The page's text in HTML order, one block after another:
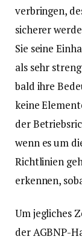
verbringen,
sicherer
Sie seine
als sehr
bald ihre
keine
der
wenn es um
Richtlinien
erkennen,
Um jegliches
der AGBNP-